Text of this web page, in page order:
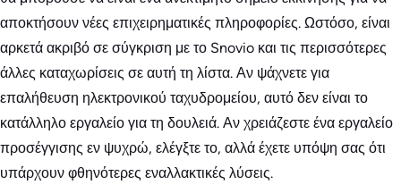
αποκτήσουν νέες επιχειρηματικές πληροφορίες. Ωστόσο, είναι
αρκετά ακριβό σε σύγκριση με το Snovio και τις περισσότερες
άλλες καταχωρίσεις σε αυτή τη λίστα. Αν ψάχνετε για
επαλήθευση ηλεκτρονικού ταχυδρομείου, αυτό δεν είναι το
κατάλληλο εργαλείο για τη δουλειά. Αν χρειάζεστε ένα εργαλείο
προσέγγισης εν ψυχρώ, ελέγξτε το, αλλά έχετε υπόψη σας ότι
υπάρχουν φθηνότερες εναλλακτικές λύσεις.